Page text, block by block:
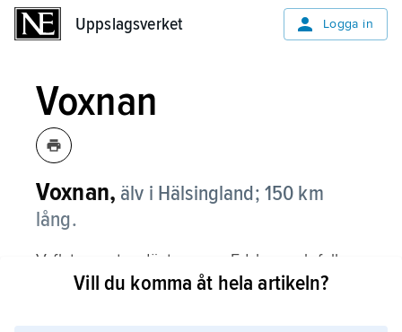
Uppslagsverket Logga in
Voxnan
Voxnan, älv i Hälsingland; 150 km
lång.
V. flyter mot sydöst genom Edsbyn och faller
ut i Ljusnan vid Bollnäs. Avrinningsområdet är
Vill du komma åt hela artikeln?